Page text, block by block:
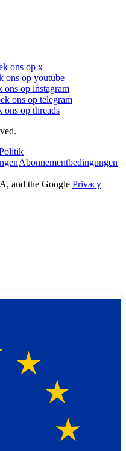
ons op x
ons op youtube
ons op instagram
ons op telegram
ons op threads
Abonnementbedingungen
and the Google Privacy